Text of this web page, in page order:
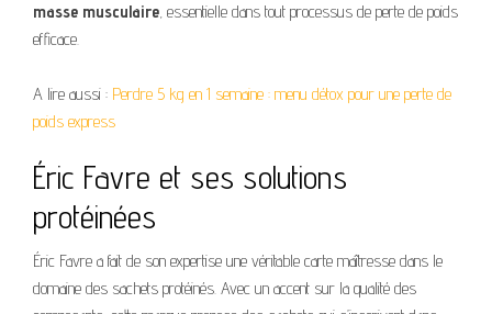
masse musculaire, essentielle dans tout processus de perte de poids
efficace.
A lire aussi : Perdre 5 kg en 1 semaine : menu détox pour une perte de
poids express
Éric Favre et ses solutions
protéinées
Éric Favre a fait de son expertise une véritable carte maîtresse dans le
domaine des sachets protéinés. Avec un accent sur la qualité des